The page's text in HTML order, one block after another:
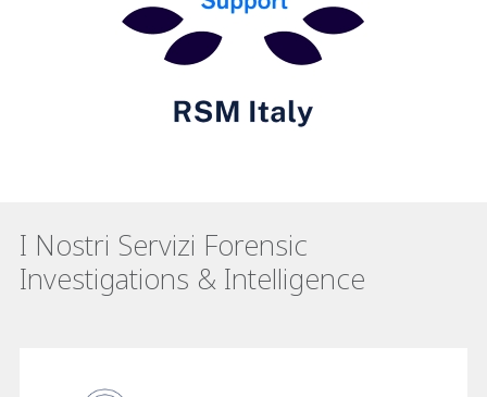
I Nostri Servizi Forensic
Investigations & Intelligence